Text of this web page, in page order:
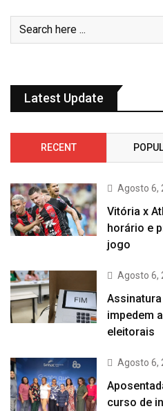
Latest Update
RECENT
Agosto 6,
Vitória x
horário e
jogo
Agosto 6,
impedem
eleitorais
Agosto 6,
curso de